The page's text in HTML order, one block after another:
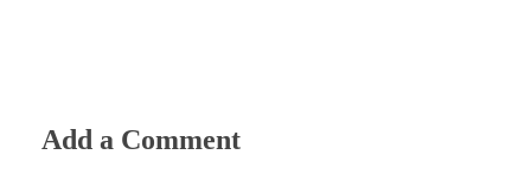
Add a Comment